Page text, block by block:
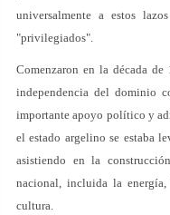
universalmente a estos
"privilegiados".
Comenzaron en la década
independencia del dominio
importante apoyo político y
el estado argelino se estaba
asistiendo en la
nacional, incluida la
cultura.